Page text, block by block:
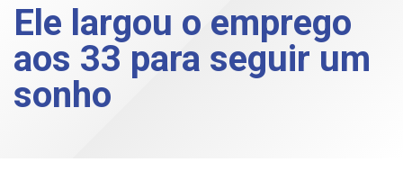
Ele largou o emprego
aos 33 para seguir um
sonho